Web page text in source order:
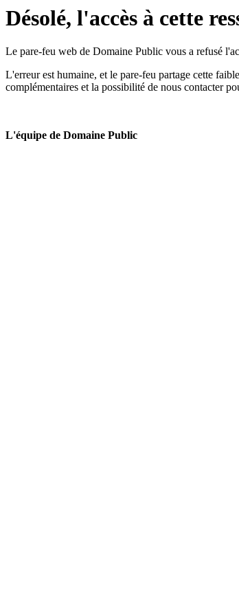
Désolé, l'accès à cette
Le pare-feu web de Domaine Public vous a refusé
L'erreur est humaine, et le pare-feu partage cette
complémentaires et la possibilité de nous contacter
L'équipe de Domaine Public